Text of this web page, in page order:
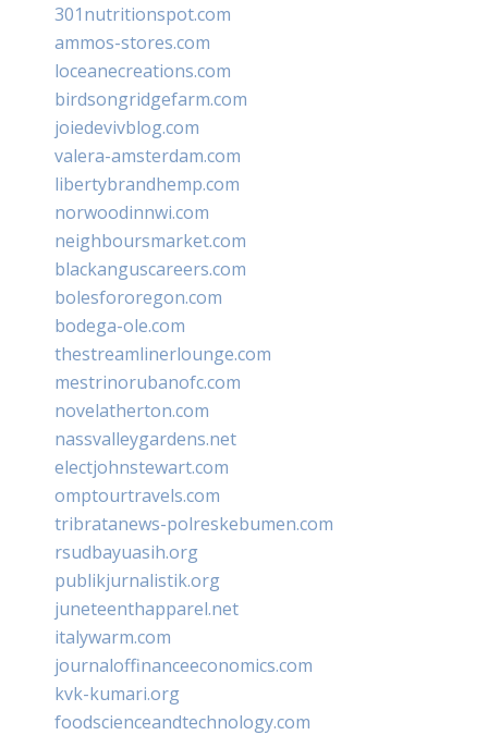
301nutritionspot.com
ammos-stores.com
loceanecreations.com
birdsongridgefarm.com
joiedevivblog.com
valera-amsterdam.com
libertybrandhemp.com
norwoodinnwi.com
neighboursmarket.com
blackanguscareers.com
bolesfororegon.com
bodega-ole.com
thestreamlinerlounge.com
mestrinorubanofc.com
novelatherton.com
nassvalleygardens.net
electjohnstewart.com
omptourtravels.com
tribratanews-polreskebumen.com
rsudbayuasih.org
publikjurnalistik.org
juneteenthapparel.net
italywarm.com
journaloffinanceeconomics.com
kvk-kumari.org
foodscienceandtechnology.com